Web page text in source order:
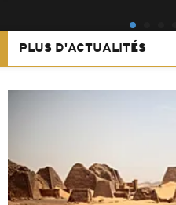
PLUS D'ACTUALITÉS